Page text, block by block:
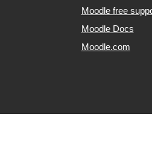
Moodle free
Moodle Docs
Moodle.com